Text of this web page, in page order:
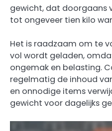
gewicht, dat doorgaans
tot ongeveer tien kilo
Het is raadzaam om te
vol wordt geladen,
ongemak en belasting.
regelmatig de inhoud
en onnodige items
gewicht voor dagelijks